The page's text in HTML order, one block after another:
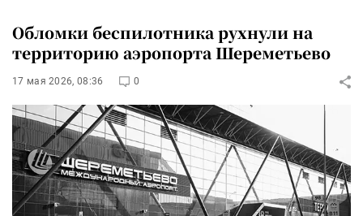
Обломки беспилотника рухнули на
территорию аэропорта Шереметьево
17 мая 2026, 08:36 0